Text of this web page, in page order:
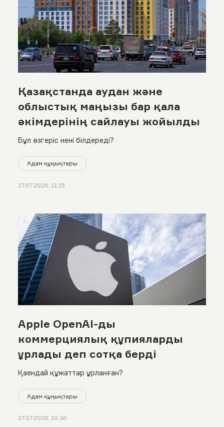
Қазақстанда аудан және
облыстық маңызы бар қала
әкімдерінің сайлауы жойылды
Бұл өзгеріс нені білдереді?
Адам құқықтары
27.07.2026, 11:15
Apple OpenAI-ды
коммерциялық құпияларды
ұрлады деп сотқа берді
Қаендай құжаттар ұрланған?
Адам құқықтары
27.07.2026, 10:30